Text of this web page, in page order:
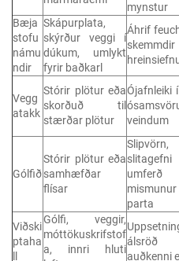
mynstur
Bæja
stofu
námu
ndir
Skápurplata,
skýrður veggi í
dúkum, umlykt
fyrir baðkarl
Áhrif
Vegg
atakk
Stórir plötur eða
skorðuð til
stærðar plötur
Ójafnleiki
veindum
Gólfið
Stórir plötur eða
samhæfðar
flísar
Slipvörn,
parta
Viðski
ptaha
ll
Gólfi, veggir,
móttökuskrifstof
a, innri hluti
auðkenni